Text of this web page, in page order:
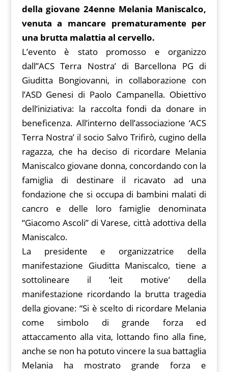
o
k
A
p
p
er Li
n
k
ar
d
a
m
della giovane 24enne Melania Maniscalco,
venuta a mancare prematuramente per
una brutta malattia al cervello.
L’evento è stato promosso e organizzo
dall”ACS Terra Nostra’ di Barcellona PG di
Giuditta Bongiovanni, in collaborazione con
l’ASD Genesi di Paolo Campanella. Obiettivo
dell’iniziativa: la raccolta fondi da donare in
beneficenza. All’interno dell’associazione ‘ACS
Terra Nostra’ il socio Salvo Trifirò, cugino della
ragazza, che ha deciso di ricordare Melania
Maniscalco giovane donna, concordando con la
famiglia di destinare il ricavato ad una
fondazione che si occupa di bambini malati di
cancro e delle loro famiglie denominata
“Giacomo Ascoli” di Varese, città adottiva della
Maniscalco.
La presidente e organizzatrice della
manifestazione Giuditta Maniscalco, tiene a
sottolineare il ‘leit motive’ della
manifestazione ricordando la brutta tragedia
della giovane: “Si è scelto di ricordare Melania
come simbolo di grande forza ed
attaccamento alla vita, lottando fino alla fine,
anche se non ha potuto vincere la sua battaglia
Melania ha mostrato grande forza e